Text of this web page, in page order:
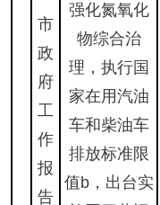
市
政
府
工
作
报
告
强化氮氧化
物综合治
理，执行国
家在用汽油
车和柴油车
排放标准限
值b，出台实